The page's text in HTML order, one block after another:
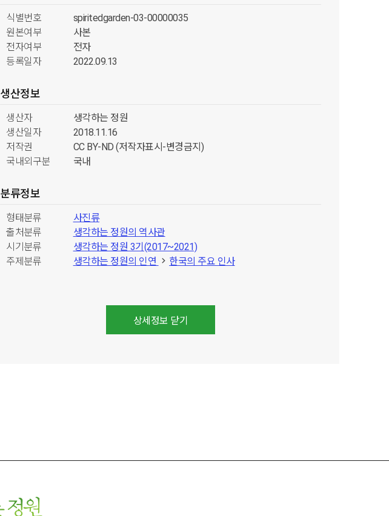
식별번호
spiritedgarden-03-00000035
원본여부
사본
전자여부
전자
등록일자
2022.09.13
생산정보
생산자
생각하는 정원
생산일자
2018.11.16
저작권
CC BY-ND (저작자표시-변경금지)
국내외구분
국내
분류정보
형태분류
사진류
출처분류
생각하는 정원의 역사관
시기분류
생각하는 정원 3기(2017~2021)
주제분류
생각하는 정원의 인연 한국의 주요 인사
상세정보 닫기